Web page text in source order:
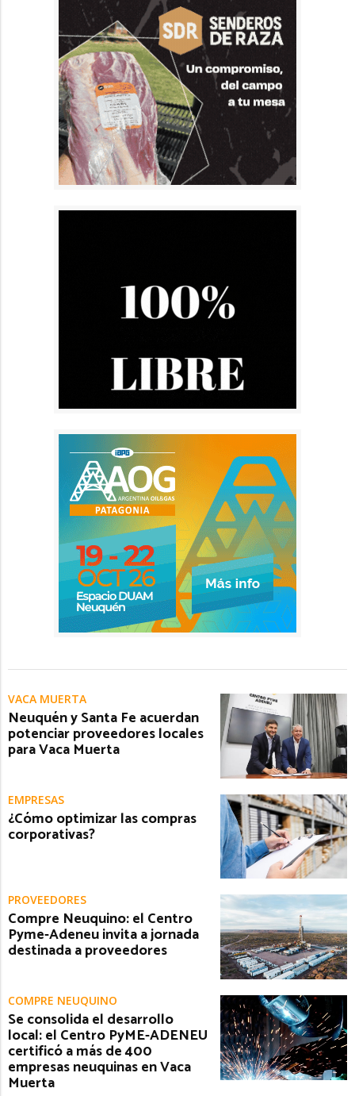
VACA MUERTA
Neuquén y Santa Fe acuerdan
potenciar proveedores locales
para Vaca Muerta
EMPRESAS
¿Cómo optimizar las compras
corporativas?
PROVEEDORES
Compre Neuquino: el Centro
Pyme-Adeneu invita a jornada
destinada a proveedores
COMPRE NEUQUINO
Se consolida el desarrollo
local: el Centro PyME-ADENEU
certificó a más de 400
empresas neuquinas en Vaca
Muerta